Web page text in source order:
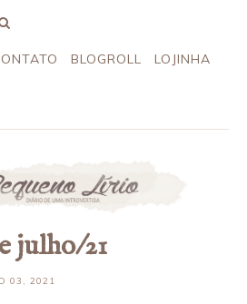
BLOGROLL LOJINHA
julho/21
03, 2021